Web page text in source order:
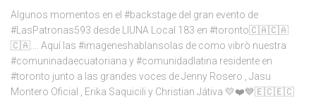
Algunos momentos en el #backstage del gran evento de
#LasPatronas593 desde LIUNA Local 183 en #toronto🇨🇦🇨🇦
🇨🇦…. Aquí las #imageneshablansolas de como vibrò nuestra
#comuninadaecuatoriana y #comunidadlatina residente en
#toronto junto a las grandes voces de Jenny Rosero , Jasu
Montero Oficial , Erika Saquicili y Christian Játiva 💛❤️💙🇪🇨🇪🇨